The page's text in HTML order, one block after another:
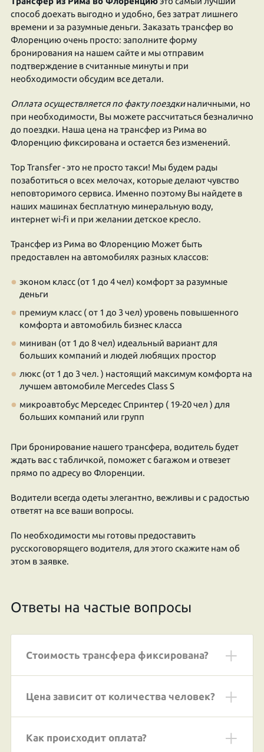
способ доехать выгодно и удобно, без затрат лишнего
времени и за разумные деньги. Заказать трансфер во
Флоренцию очень просто: заполните форму
бронирования на нашем сайте и мы отправим
подтверждение в считанные минуты и при
необходимости обсудим все детали.
Оплата осуществляется по факту поездкиналичными, но
при необходимости, Вы можете рассчитаться безналично
до поездки. Наша цена на трансфер из Рима во
Флоренцию фиксирована и остается без изменений.
Top Transfer - это не просто такси! Мы будем рады
позаботиться о всех мелочах, которые делают чувство
неповторимого сервиса. Именно поэтому Вы найдете в
наших машинах бесплатную минеральную воду,
интернет wi-fi и при желании детское кресло.
Трансфер из Рима во Флоренцию Может быть
предоставлен на автомобилях разных классов:
эконом класс (от 1 до 4 чел) комфорт за разумные
деньги
премиум класс ( от 1 до 3 чел) уровень повышенного
комфорта и автомобиль бизнес класса
миниван (от 1 до 8 чел) идеальный вариант для
больших компаний и людей любящих простор
люкс (от 1 до 3 чел. ) настоящий максимум комфорта на
лучшем автомобиле Mercedes Class S
микроавтобус Мерседес Спринтер ( 19-20 чел ) для
больших компаний или групп
При бронирование нашего трансфера, водитель будет
ждать вас с табличкой, поможет с багажом и отвезет
прямо по адресу во Флоренции.
Водители всегда одеты элегантно, вежливы и с радостью
ответят на все ваши вопросы.
По необходимости мы готовы предоставить
русскоговорящего водителя, для этого скажите нам об
этом в заявке.
Ответы на частые вопросы
Стоимость трансфера фиксирована?
Цена зависит от количества человек?
Как происходит оплата?